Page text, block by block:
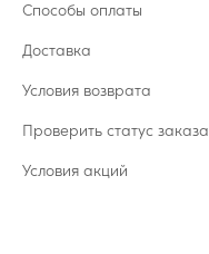
Способы оплаты
Доставка
Условия возврата
Проверить статус заказа
Условия акций